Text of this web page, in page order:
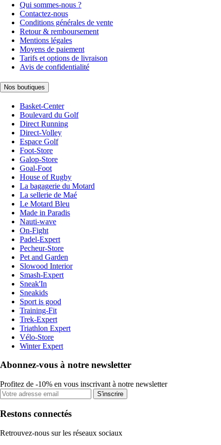
Qui sommes-nous ?
Contactez-nous
Conditions générales de vente
Retour & remboursement
Mentions légales
Moyens de paiement
Tarifs et options de livraison
Avis de confidentialité
Nos boutiques
Basket-Center
Boulevard du Golf
Direct Running
Direct-Volley
Espace Golf
Foot-Store
Galop-Store
Goal-Foot
House of Rugby
La bagagerie du Motard
La sellerie de Maé
Le Motard Bleu
Made in Paradis
Nauti-wave
On-Fight
Padel-Expert
Pecheur-Store
Pet and Garden
Slowood Interior
Smash-Expert
Sneak'In
Sneakids
Sport is good
Training-Fit
Trek-Expert
Triathlon Expert
Vélo-Store
Winter Expert
Abonnez-vous à notre newsletter
Profitez de -10% en vous inscrivant à notre newsletter
S'inscrire
Restons connectés
Retrouvez-nous sur les réseaux sociaux